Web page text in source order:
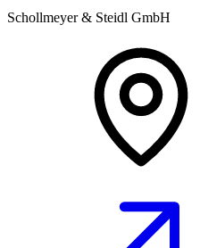
Schollmeyer & Steidl GmbH